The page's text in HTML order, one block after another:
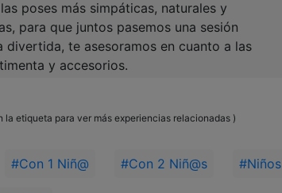
poses más simpáticas, naturales y
para que juntos pasemos una sesión
te asesoramos en cuanto a las
y accesorios.
la etiqueta para ver más experiencias relacionadas )
#Con 1 Niñ@ #Con 2 Niñ@s #Niños